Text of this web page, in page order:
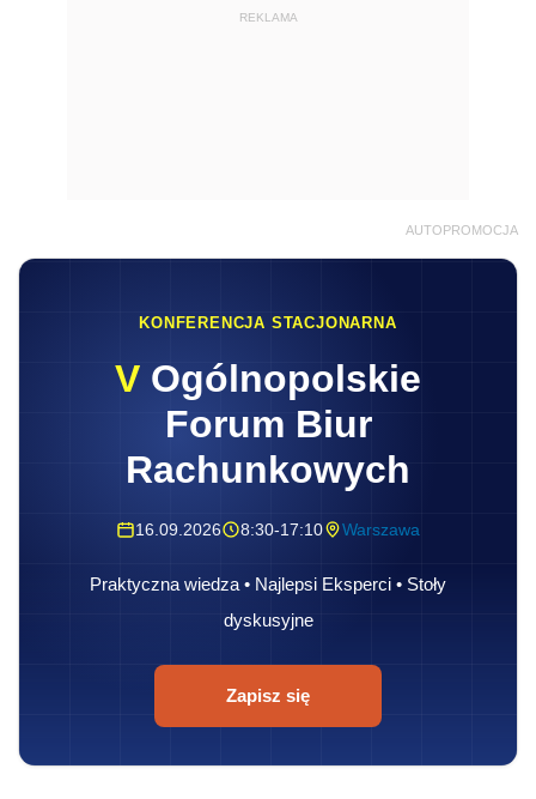
REKLAMA
AUTOPROMOCJA
KONFERENCJA STACJONARNA
V Ogólnopolskie
Forum Biur
Rachunkowych
16.09.2026 8:30-17:10 Warszawa
Praktyczna wiedza • Najlepsi Eksperci • Stoły
dyskusyjne
Zapisz się